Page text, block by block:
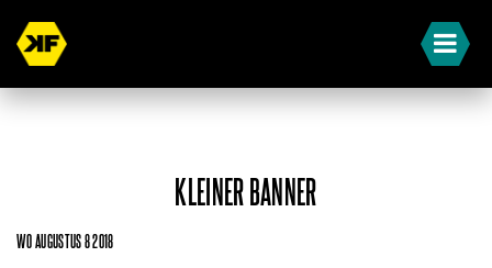
KLEINER BANNER
WO AUGUSTUS 8 2018